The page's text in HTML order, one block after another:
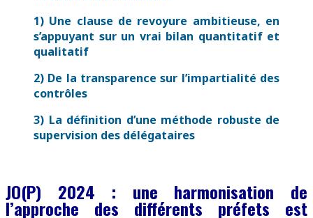
1) Une clause de revoyure ambitieuse, en
s’appuyant sur un vrai bilan quantitatif et
qualitatif
2) De la transparence sur l’impartialité des
contrôles
3) La définition d’une méthode robuste de
supervision des délégataires
JO(P) 2024 : une harmonisation de
l’approche des différents préfets est